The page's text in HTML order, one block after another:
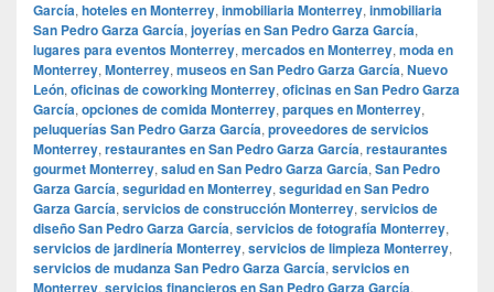
García, hoteles en Monterrey, inmobiliaria Monterrey, inmobiliaria
San Pedro Garza García, joyerías en San Pedro Garza García,
lugares para eventos Monterrey, mercados en Monterrey, moda en
Monterrey, Monterrey, museos en San Pedro Garza García, Nuevo
León, oficinas de coworking Monterrey, oficinas en San Pedro Garza
García, opciones de comida Monterrey, parques en Monterrey,
peluquerías San Pedro Garza García, proveedores de servicios
Monterrey, restaurantes en San Pedro Garza García, restaurantes
gourmet Monterrey, salud en San Pedro Garza García, San Pedro
Garza García, seguridad en Monterrey, seguridad en San Pedro
Garza García, servicios de construcción Monterrey, servicios de
diseño San Pedro Garza García, servicios de fotografía Monterrey,
servicios de jardinería Monterrey, servicios de limpieza Monterrey,
servicios de mudanza San Pedro Garza García, servicios en
Monterrey, servicios financieros en San Pedro Garza García,